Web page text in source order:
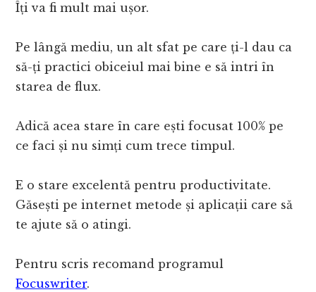
Îți va fi mult mai ușor.
Pe lângă mediu, un alt sfat pe care ți-l dau ca
să-ți practici obiceiul mai bine e să intri în
starea de flux.
Adică acea stare în care ești focusat 100% pe
ce faci și nu simți cum trece timpul.
E o stare excelentă pentru productivitate.
Găsești pe internet metode și aplicații care să
te ajute să o atingi.
Pentru scris recomand programul
Focuswriter.